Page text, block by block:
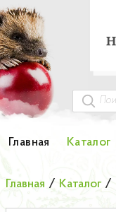
Главная Каталог
Каталог
Гортензии
Грунты
Лук-севок
Главная / Каталог /